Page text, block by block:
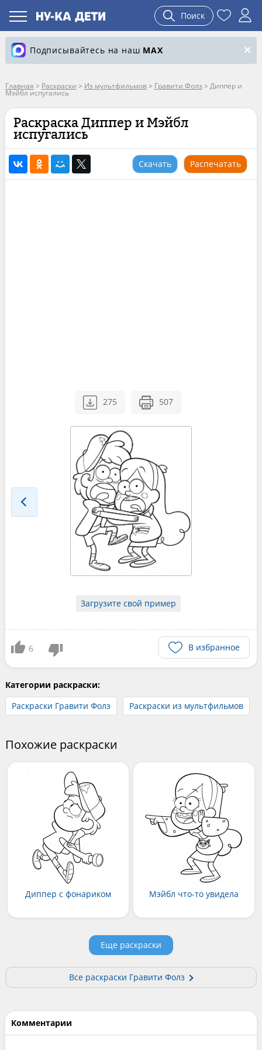
Поиск
Подписывайтесь на наш MAX
Главная > Раскраски > Из мультфильмов> Гравити Фолз > Диппер и
Мэйбл испугались
Раскраска Диппер и Мэйбл
испугались
Скачать Распечатать
275 507
Загрузите свой пример
6 В избранное
Категории раскраски:
Раскраски Гравити Фолз
Раскраски из мультфильмов
Похожие раскраски
Диппер с фонариком Мэйбл что-то увидела
Еще раскраски
Все раскраски Гравити Фолз
Комментарии